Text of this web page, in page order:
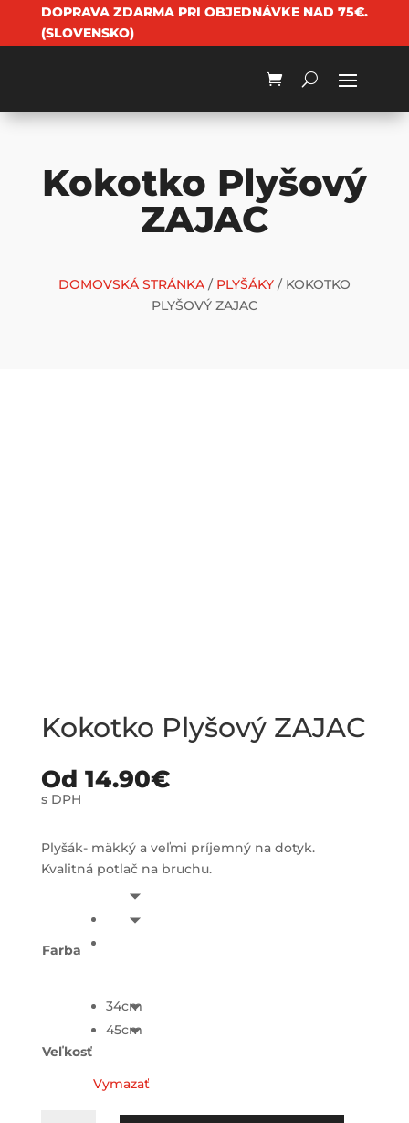
DOPRAVA ZDARMA PRI OBJEDNÁVKE NAD 75€.
(SLOVENSKO)
Kokotko Plyšový
ZAJAC
DOMOVSKÁ STRÁNKA/ PLYŠÁKY/ KOKOTKO
PLYŠOVÝ ZAJAC
Kokotko Plyšový ZAJAC
Od 14.90€
s DPH
Plyšák- mäkký a veľmi príjemný na dotyk.
Kvalitná potlač na bruchu.
Farba
Veľkosť
34cm
45cm
Vymazať